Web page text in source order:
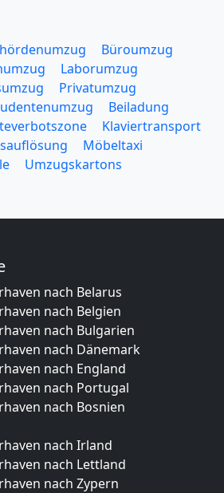
Büroumzug
Laborumzug
Privatumzug
Beiladung
Klaviertransport
Möbeltaxi
Umzugskartons
nach Belarus
nach Belgien
nach Bulgarien
nach Dänemark
nach England
nach Portugal
nach Bosnien
nach Irland
nach Lettland
nach Zypern